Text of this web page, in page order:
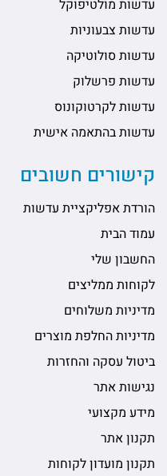
עדשות מולטיפוקל
עדשות צבעוניות
עדשות סולוטיקה
עדשות פרשלוק
עדשות לקרטוקונוס
עדשות בהתאמה אישית
קישורים חשובים
הורדת אפליקציית עדשות
עמוד הבית
החשבון שלי
לקוחות ממליצים
מדיניות משלוחים
מדיניות החלפת מוצרים
ביטול עסקה והחזרות
נגישות אתר
מידע מקצועי
תקנון אתר
תקנון מועדון לקוחות